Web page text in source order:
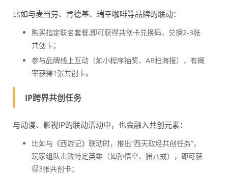
比如与麦当劳、肯德基、瑞幸咖啡等品牌的联动：
购买指定联名套餐,即可获得共创卡兑换码，兑换2-3张
共创卡；
参与品牌线上互动（如小程序抽奖、AR扫海报），有概
率获得1张共创卡。
IP跨界共创任务
与动漫、影视IP的联动活动中，也会融入共创元素：
比如与《西游记》联动时，推出“西天取经共创任务”，
玩家组队击败特定英雄（如孙悟空、猪八戒），即可获
得3张共创卡；